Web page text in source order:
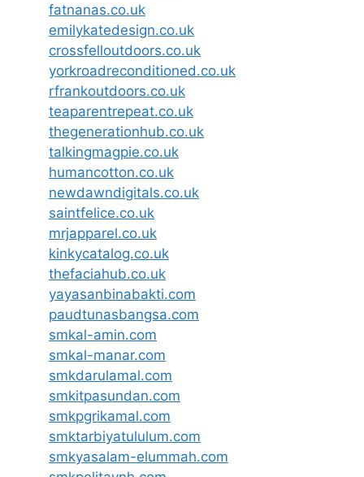
fatnanas.co.uk
emilykatedesign.co.uk
crossfelloutdoors.co.uk
yorkroadreconditioned.co.uk
rfrankoutdoors.co.uk
teaparentrepeat.co.uk
thegenerationhub.co.uk
talkingmagpie.co.uk
humancotton.co.uk
newdawndigitals.co.uk
saintfelice.co.uk
mrjapparel.co.uk
kinkycatalog.co.uk
thefaciahub.co.uk
yayasanbinabakti.com
paudtunasbangsa.com
smkal-amin.com
smkal-manar.com
smkdarulamal.com
smkitpasundan.com
smkpgrikamal.com
smktarbiyatululum.com
smkyasalam-elummah.com